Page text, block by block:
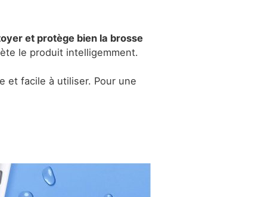
et protège bien la brosse
le produit intelligemment.
et facile à utiliser. Pour une